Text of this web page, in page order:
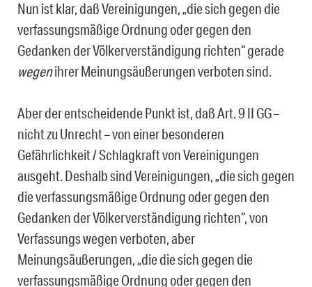
Nun ist klar, daß Vereinigungen, „die sich gegen die
verfassungsmäßige Ordnung oder gegen den
Gedanken der Völkerverständigung richten“ gerade
wegenihrer Meinungsäußerungen verboten sind.
Aber der entscheidende Punkt ist, daß Art. 9 II GG –
nicht zu Unrecht – von einer besonderen
Gefährlichkeit / Schlagkraft von Vereinigungen
ausgeht. Deshalb sind Vereinigungen, „die sich gegen
die verfassungsmäßige Ordnung oder gegen den
Gedanken der Völkerverständigung richten“, von
Verfassungs wegen verboten, aber
Meinungsäußerungen, „die die sich gegen die
verfassungsmäßige Ordnung oder gegen den